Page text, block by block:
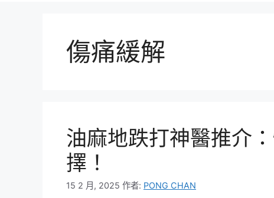
傷痛緩解
油麻地跌打神醫推介
擇！
15 2 月, 2025 作者: PONG CHAN